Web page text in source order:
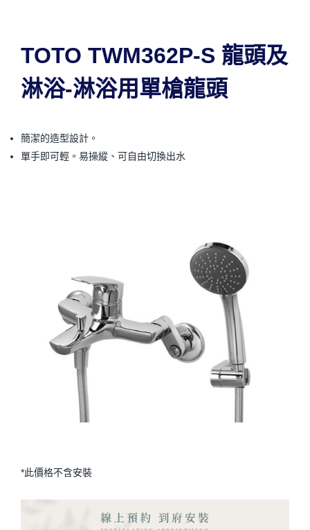
TOTO TWM362P-S 龍頭及
淋浴-淋浴用單槍龍頭
簡潔的造型設計。
單手即可輕。易操縱、可自由切換出水
*此價格不含安裝